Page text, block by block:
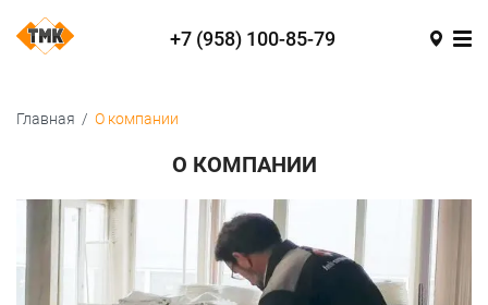
+7 (958) 100-85-79
Главная / О компании
О КОМПАНИИ